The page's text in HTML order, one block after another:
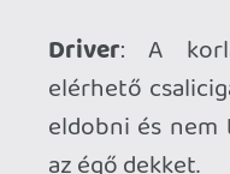
szcenárió játszódott
szerint
favoritomat,
lehet, vagy
felhasználták a